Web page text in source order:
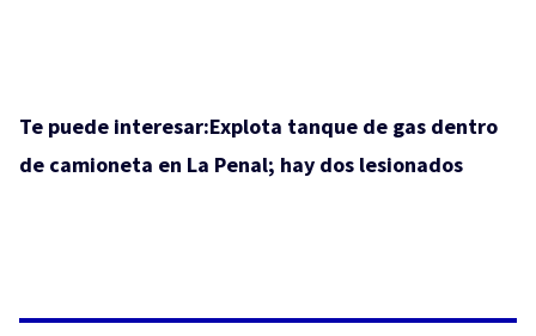
Te puede interesar:Explota tanque de gas dentro
de camioneta en La Penal; hay dos lesionados